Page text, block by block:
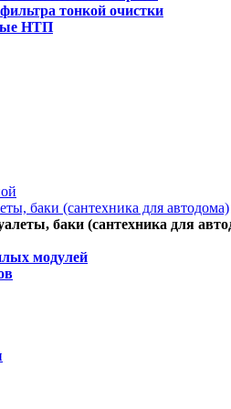
тонкой очистки
НТП
баки (сантехника для автодома)
баки (сантехника для
модулей